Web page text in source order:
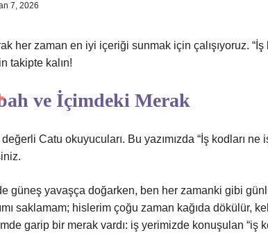
7, 2026
her zaman en iyi içeriği sunmak için çalışıyoruz.
takipte kalın!
ve İçimdeki Merak
Catu okuyucuları. Bu yazımızda “İş kodları ne
güneş yavaşça doğarken, ben her zamanki gibi
saklamam; hislerim çoğu zaman kağıda dökülür,
garip bir merak vardı: iş yerimizde konuşulan “iş